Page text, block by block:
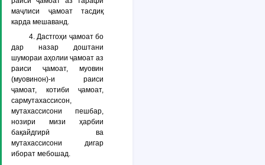
маҷлиси ҷамоат тасдиқ
карда мешаванд.
4. Дастгоҳи ҷамоат бо
дар назар доштани
шумораи аҳолии ҷамоат аз
раиси ҷамоат, муовин
(муовинон)-и раиси
ҷамоат, котиби ҷамоат,
сармутахассисон,
мутахассисони пешбар,
нозири мизи ҳарбии
бақайдгирӣ ва
мутахассисони дигар
иборат мебошад.